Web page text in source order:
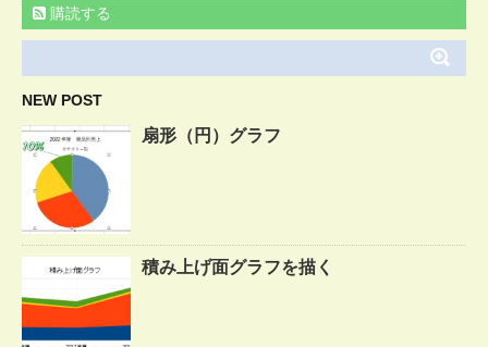
購読する
NEW POST
扇形（円）グラフ
積み上げ面グラフを描く